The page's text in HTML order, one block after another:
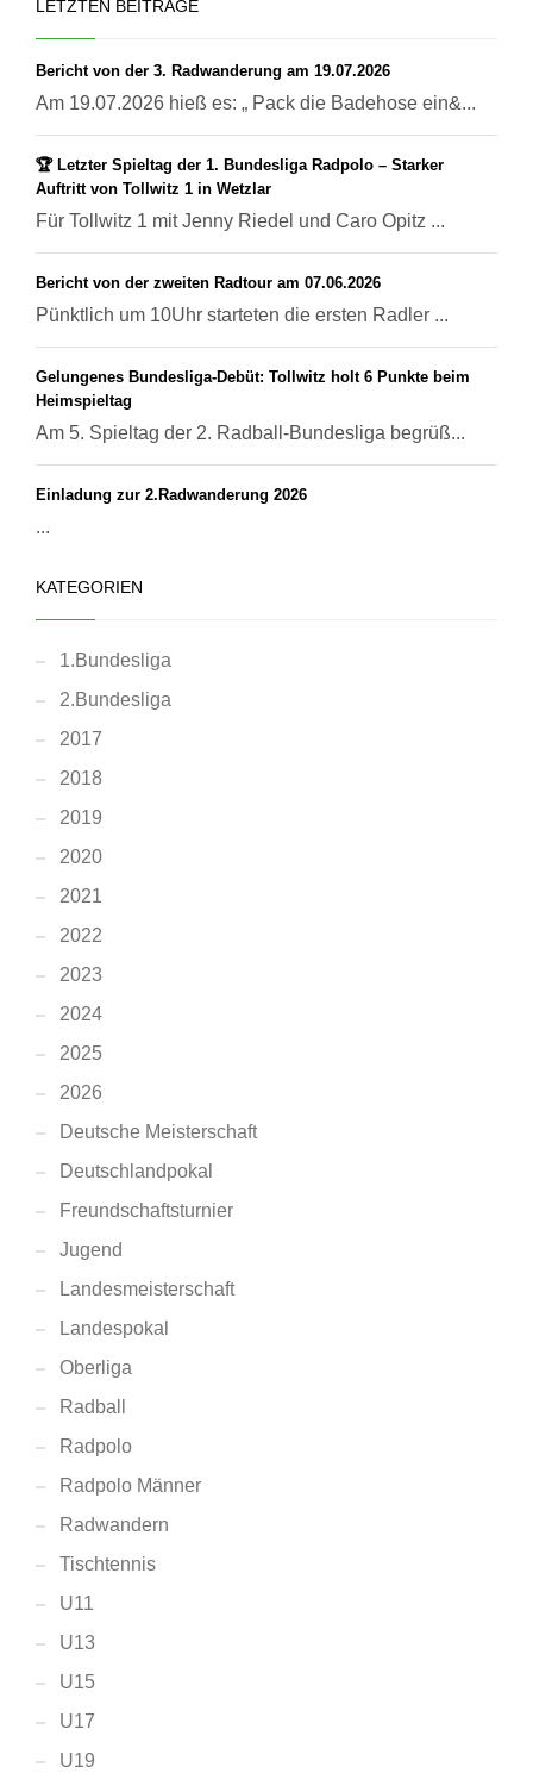
LETZTEN BEITRÄGE
Bericht von der 3. Radwanderung am 19.07.2026
Am 19.07.2026 hieß es: „ Pack die Badehose ein&...
🏆 Letzter Spieltag der 1. Bundesliga Radpolo – Starker
Auftritt von Tollwitz 1 in Wetzlar
Für Tollwitz 1 mit Jenny Riedel und Caro Opitz ...
Bericht von der zweiten Radtour am 07.06.2026
Pünktlich um 10Uhr starteten die ersten Radler ...
Gelungenes Bundesliga-Debüt: Tollwitz holt 6 Punkte beim
Heimspieltag
Am 5. Spieltag der 2. Radball-Bundesliga begrüß...
Einladung zur 2.Radwanderung 2026
...
KATEGORIEN
1.Bundesliga
2.Bundesliga
2017
2018
2019
2020
2021
2022
2023
2024
2025
2026
Deutsche Meisterschaft
Deutschlandpokal
Freundschaftsturnier
Jugend
Landesmeisterschaft
Landespokal
Oberliga
Radball
Radpolo
Radpolo Männer
Radwandern
Tischtennis
U11
U13
U15
U17
U19